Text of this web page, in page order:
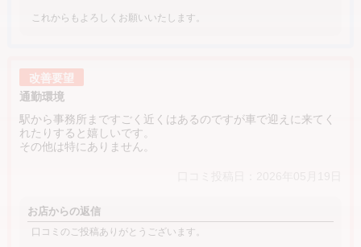
これからもよろしくお願いいたします。
改善要望
通勤環境
駅から事務所まですごく近くはあるのですが車で迎えに来てく
れたりすると嬉しいです。
その他は特にありません。
お店からの返信
口コミのご投稿ありがとうございます。